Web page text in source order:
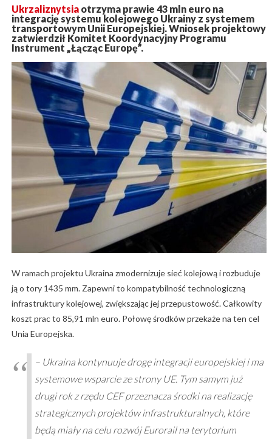
Ukrzaliznytsiaotrzyma prawie 43 mln euro na
integrację systemu kolejowego Ukrainy z systemem
transportowym Unii Europejskiej. Wniosek projektowy
zatwierdził Komitet Koordynacyjny Programu
Instrument „Łącząc Europę”.
W ramach projektu Ukraina zmodernizuje sieć kolejową i rozbuduje
ją o tory 1435 mm. Zapewni to kompatybilność technologiczną
infrastruktury kolejowej, zwiększając jej przepustowość. Całkowity
koszt prac to 85,91 mln euro. Połowę środków przekaże na ten cel
Unia Europejska.
– Ukraina kontynuuje drogę integracji europejskiej i ma
systemowe wsparcie ze strony UE. Tym samym już
drugi rok z rzędu CEF przeznacza środki na realizację
strategicznych projektów infrastrukturalnych, które
będą miały na celu rozwój Eurorail na terytorium